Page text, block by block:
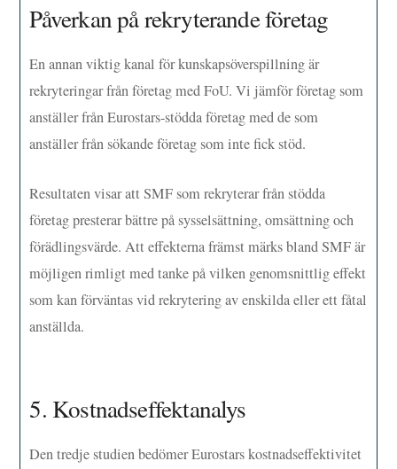
Påverkan på rekryterande företag
En annan viktig kanal för kunskapsöverspillning är
rekryteringar från företag med FoU. Vi jämför företag som
anställer från Eurostars-stödda företag med de som
anställer från sökande företag som inte fick stöd.
Resultaten visar att SMF som rekryterar från stödda
företag presterar bättre på sysselsättning, omsättning och
förädlingsvärde. Att effekterna främst märks bland SMF är
möjligen rimligt med tanke på vilken genomsnittlig effekt
som kan förväntas vid rekrytering av enskilda eller ett fåtal
anställda.
5. Kostnadseffektanalys
Den tredje studien bedömer Eurostars kostnadseffektivitet